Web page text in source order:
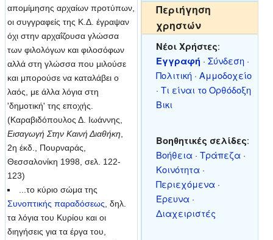
απομίμησης αρχαίων προτύπων,
οι συγγραφείς της Κ.Δ. έγραψαν
όχι στην αρχαΐζουσα γλώσσα
των φιλολόγων και φιλοσόφων
αλλά στη γλώσσα που μιλούσε
και μπορούσε να καταλάβει ο
λαός, με άλλα λόγια στη
'δημοτική' της εποχής.
(Καραβιδόπουλος Δ. Ιωάννης,
Εισαγωγή Στην Καινή Διαθήκη
2η έκδ., Πουρναράς,
Θεσσαλονίκη 1998, σελ. 122-
123)
...το κύριο σώμα της
Συνοπτικής παραδόσεως , δηλ.
τα λόγια του Κυρίου και οι
διηγήσεις για τα έργα του,
Περιήγηση
χρηστών
Νέοι Χρήστες:
Εγγραφή · Σύνδεση ·
Πολιτική · Αμμοδοχείο
· Τι είναι το Ορθόδοξη
Βικι
Βοηθητικές σελίδες:
Βοήθεια · Τράπεζα ·
Κοινότητα ·
Περιεχόμενα ·
Έρευνα ·
Διαχειριστές